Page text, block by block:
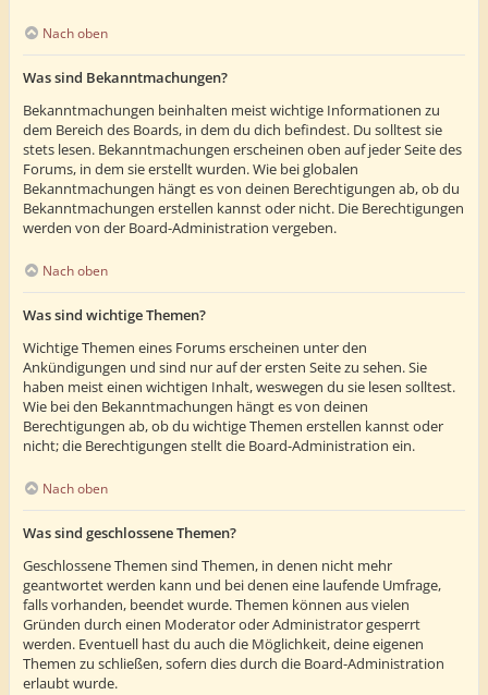
Nach oben
Was sind Bekanntmachungen?
Bekanntmachungen beinhalten meist wichtige Informationen zu
dem Bereich des Boards, in dem du dich befindest. Du solltest sie
stets lesen. Bekanntmachungen erscheinen oben auf jeder Seite des
Forums, in dem sie erstellt wurden. Wie bei globalen
Bekanntmachungen hängt es von deinen Berechtigungen ab, ob du
Bekanntmachungen erstellen kannst oder nicht. Die Berechtigungen
werden von der Board-Administration vergeben.
Nach oben
Was sind wichtige Themen?
Wichtige Themen eines Forums erscheinen unter den
Ankündigungen und sind nur auf der ersten Seite zu sehen. Sie
haben meist einen wichtigen Inhalt, weswegen du sie lesen solltest.
Wie bei den Bekanntmachungen hängt es von deinen
Berechtigungen ab, ob du wichtige Themen erstellen kannst oder
nicht; die Berechtigungen stellt die Board-Administration ein.
Nach oben
Was sind geschlossene Themen?
Geschlossene Themen sind Themen, in denen nicht mehr
geantwortet werden kann und bei denen eine laufende Umfrage,
falls vorhanden, beendet wurde. Themen können aus vielen
Gründen durch einen Moderator oder Administrator gesperrt
werden. Eventuell hast du auch die Möglichkeit, deine eigenen
Themen zu schließen, sofern dies durch die Board-Administration
erlaubt wurde.